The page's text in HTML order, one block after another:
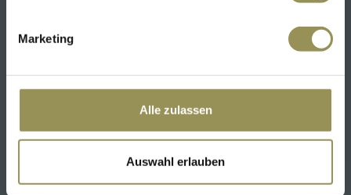
Marketing
Alle zulassen
Auswahl erlauben
Psychiatrie und Psychotherapie FMH, Fachärztin
Allgemeine Innere Medizin FMH